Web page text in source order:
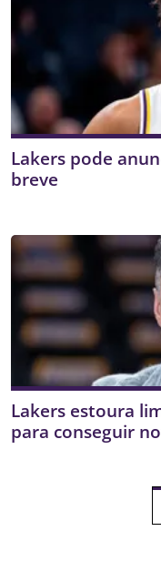
Lakers pode
breve
Lakers estoura
para conseguir